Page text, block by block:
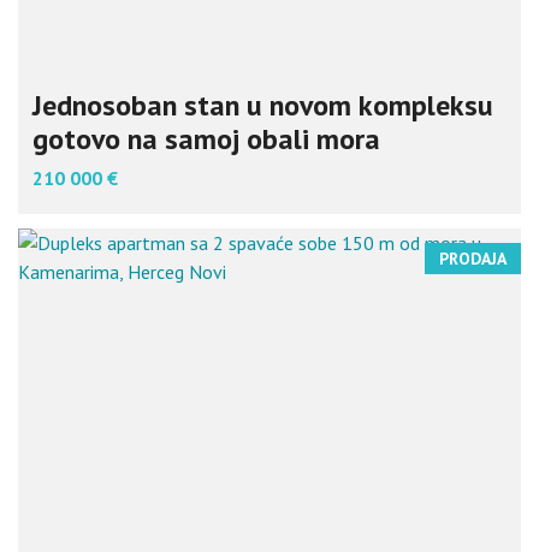
Jednosoban stan u novom kompleksu
gotovo na samoj obali mora
210 000 €
PRODAJA